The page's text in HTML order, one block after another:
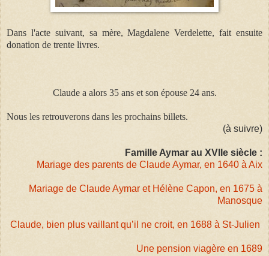
Dans l'acte suivant, sa mère, Magdalene Verdelette, fait ensuite
donation de trente livres.
Claude a alors 35 ans et son épouse 24 ans.
Nous les retrouverons dans les prochains billets.
(à suivre)
Famille Aymar au XVIIe siècle :
Mariage des parents de Claude Aymar, en 1640 à Aix
Mariage de Claude Aymar et Hélène Capon, en 1675 à
Manosque
Claude, bien plus vaillant qu’il ne croit, en 1688 à St-Julien
Une pension viagère en 1689